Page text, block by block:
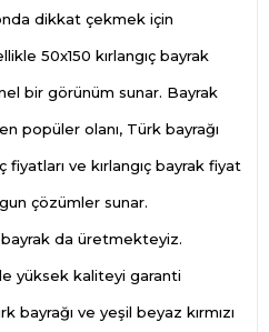
dikkat çekmek için
50x150 kırlangıç bayrak
bir görünüm sunar. Bayrak
popüler olanı, Türk bayrağı
fiyatları ve kırlangıç bayrak fiyat
çözümler sunar.
bayrak da üretmekteyiz.
yüksek kaliteyi garanti
bayrağı ve yeşil beyaz kırmızı